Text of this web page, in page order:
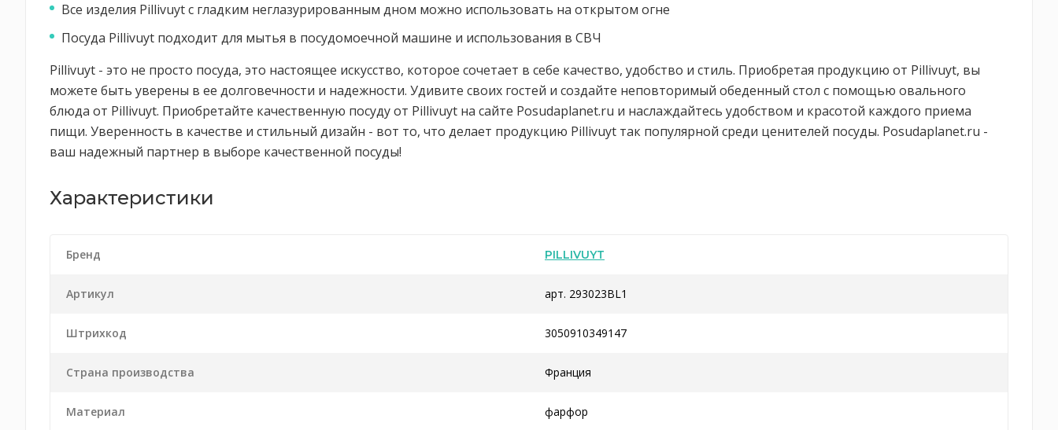
Все изделия Pillivuyt с гладким неглазурированным дном можно использовать на открытом огне
Посуда Pillivuyt подходит для мытья в посудомоечной машине и использования в СВЧ
Pillivuyt - это не просто посуда, это настоящее искусство, которое сочетает в себе качество, удобство и стиль. Приобретая продукцию от Pillivuyt, вы
можете быть уверены в ее долговечности и надежности. Удивите своих гостей и создайте неповторимый обеденный стол с помощью овального
блюда от Pillivuyt. Приобретайте качественную посуду от Pillivuyt на сайте Posudaplanet.ru и наслаждайтесь удобством и красотой каждого приема
пищи. Уверенность в качестве и стильный дизайн - вот то, что делает продукцию Pillivuyt так популярной среди ценителей посуды. Posudaplanet.ru -
ваш надежный партнер в выборе качественной посуды!
Характеристики
Бренд PILLIVUYT
Артикул арт. 293023BL1
Штрихкод 3050910349147
Страна производства Франция
Материал фарфор